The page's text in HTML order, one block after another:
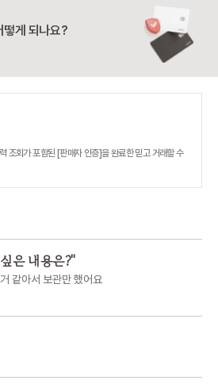
떻게 되나요?
조회가 포함된 [판매자 인증]을 완료한 믿고 거래할 수
은 내용은?"
같아서 보관만 했어요